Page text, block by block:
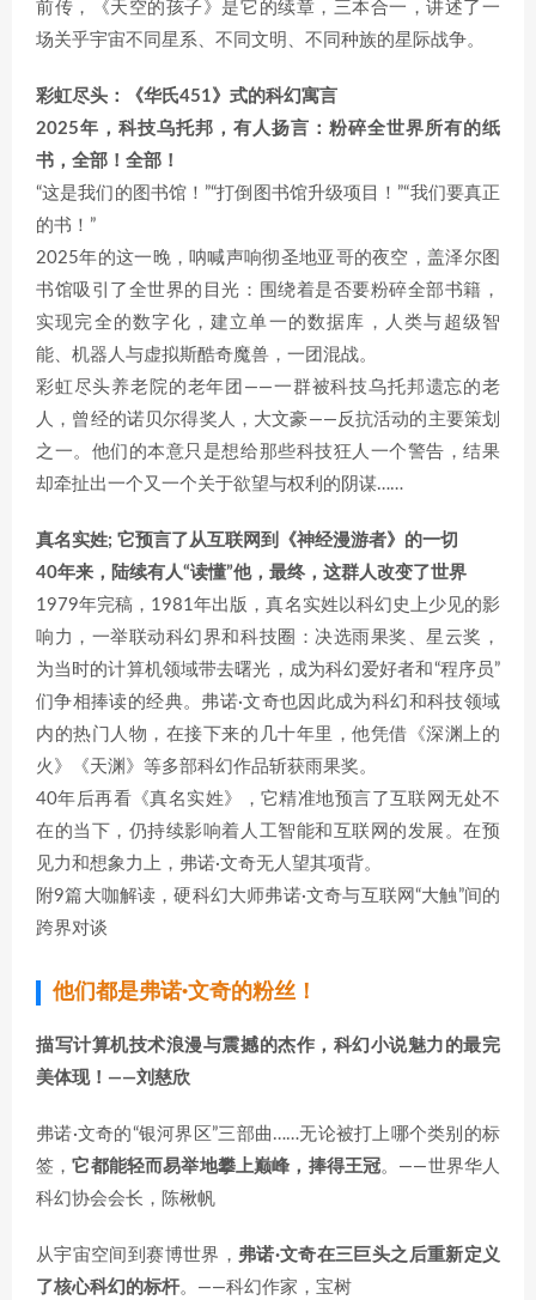
前传，《天空的孩子》是它的续章，三本合一，讲述了一
场关乎宇宙不同星系、不同文明、不同种族的星际战争。
彩虹尽头：《华氏451》式的科幻寓言
2025年，科技乌托邦，有人扬言：粉碎全世界所有的纸
书，全部！全部！
“这是我们的图书馆！”“打倒图书馆升级项目！”“我们要真正
的书！”
2025年的这一晚，呐喊声响彻圣地亚哥的夜空，盖泽尔图
书馆吸引了全世界的目光：围绕着是否要粉碎全部书籍，
实现完全的数字化，建立单一的数据库，人类与超级智
能、机器人与虚拟斯酷奇魔兽，一团混战。
彩虹尽头养老院的老年团——一群被科技乌托邦遗忘的老
人，曾经的诺贝尔得奖人，大文豪——反抗活动的主要策划
之一。他们的本意只是想给那些科技狂人一个警告，结果
却牵扯出一个又一个关于欲望与权利的阴谋……
真名实姓; 它预言了从互联网到《神经漫游者》的一切
40年来，陆续有人“读懂”他，最终，这群人改变了世界
1979年完稿，1981年出版，真名实姓以科幻史上少见的影
响力，一举联动科幻界和科技圈：决选雨果奖、星云奖，
为当时的计算机领域带去曙光，成为科幻爱好者和“程序员”
们争相捧读的经典。弗诺·文奇也因此成为科幻和科技领域
内的热门人物，在接下来的几十年里，他凭借《深渊上的
火》《天渊》等多部科幻作品斩获雨果奖。
40年后再看《真名实姓》，它精准地预言了互联网无处不
在的当下，仍持续影响着人工智能和互联网的发展。在预
见力和想象力上，弗诺·文奇无人望其项背。
附9篇大咖解读，硬科幻大师弗诺·文奇与互联网“大触”间的
跨界对谈
他们都是弗诺·文奇的粉丝！
描写计算机技术浪漫与震撼的杰作，科幻小说魅力的最完
美体现！——刘慈欣
弗诺·文奇的“银河界区”三部曲……无论被打上哪个类别的标
签，它都能轻而易举地攀上巅峰，捧得王冠。——世界华人
科幻协会会长，陈楸帆
从宇宙空间到赛博世界， 弗诺·文奇在三巨头之后重新定义
了核心科幻的标杆。——科幻作家，宝树